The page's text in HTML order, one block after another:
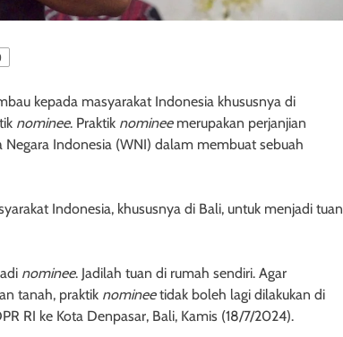
kepada masyarakat Indonesia khususnya di
nominee. Praktik nominee merupakan perjanjian
Indonesia (WNI) dalam membuat sebuah
Indonesia, khususnya di Bali, untuk menjadi tuan
nominee. Jadilah tuan di rumah sendiri. Agar
tanah, praktik nomineetidak boleh lagi dilakukan di
RI ke Kota Denpasar, Bali, Kamis (18/7/2024).